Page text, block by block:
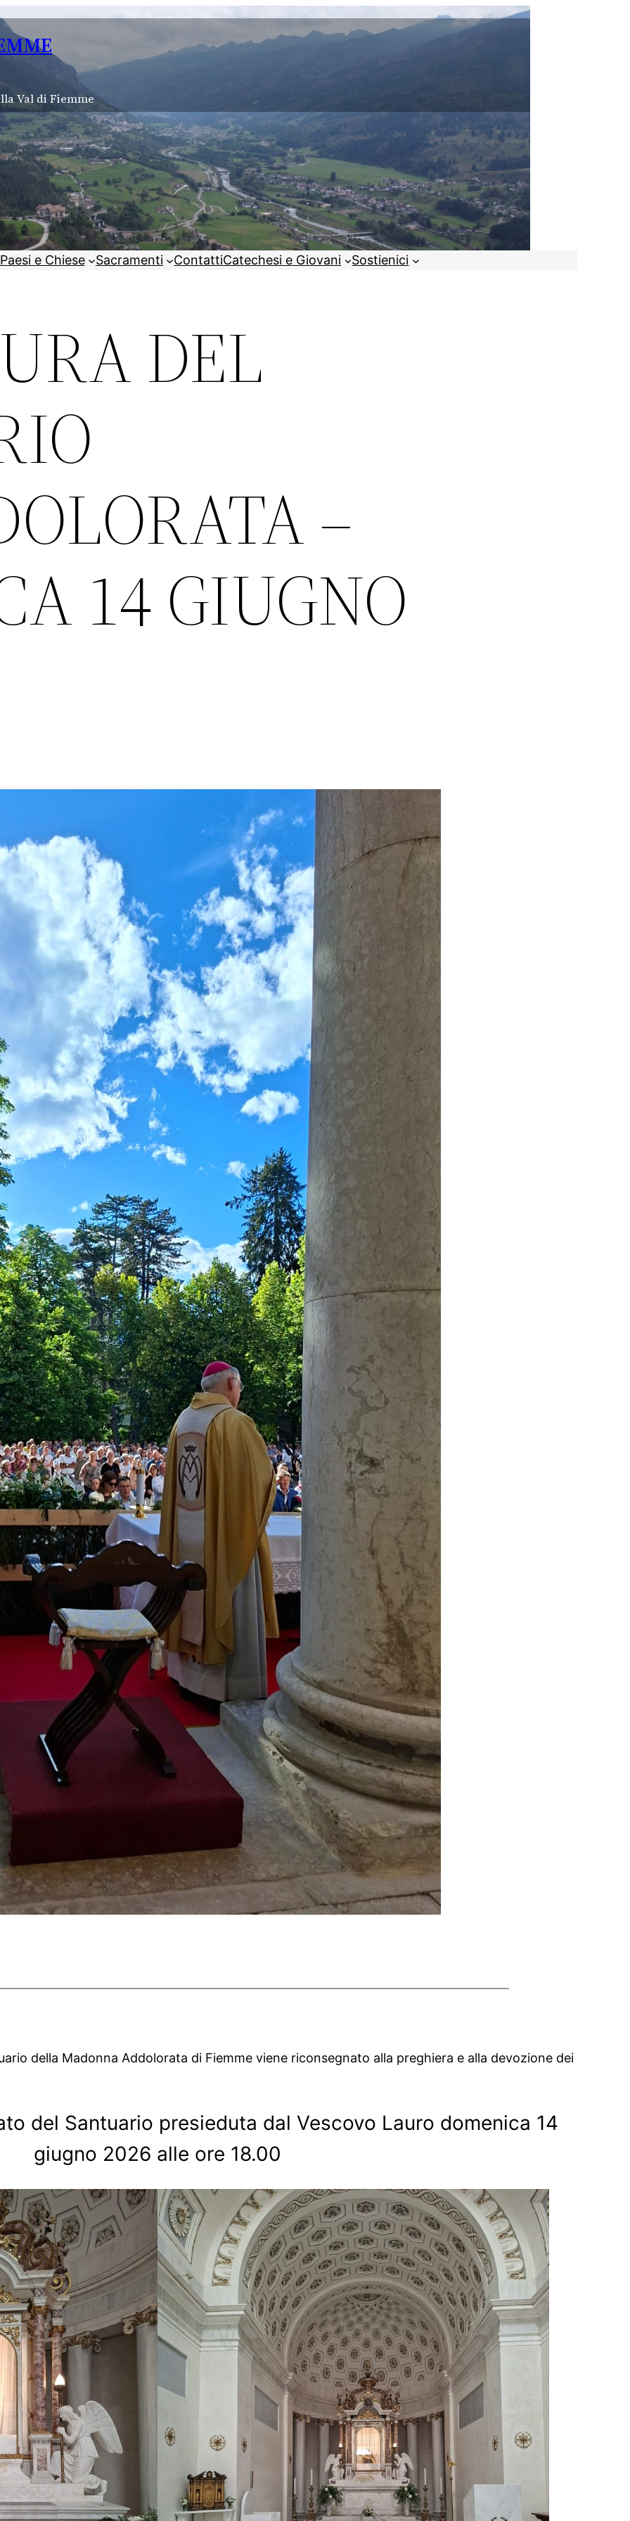
Val di Fiemme
Paesi e Chiese Sacramenti ContattiCatechesi e Giovani Sostienici
DEL
–
14 GIUGNO
della Madonna Addolorata di Fiemme viene riconsegnato alla preghiera e alla devozione dei
del Santuario presieduta dal Vescovo Lauro domenica 14
giugno 2026 alle ore 18.00